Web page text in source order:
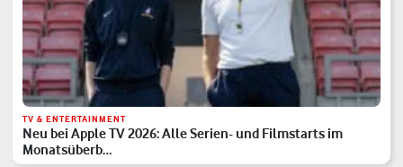
TV & ENTERTAINMENT
Neu bei Apple TV 2026: Alle Serien- und Filmstarts im
Monatsüberb…